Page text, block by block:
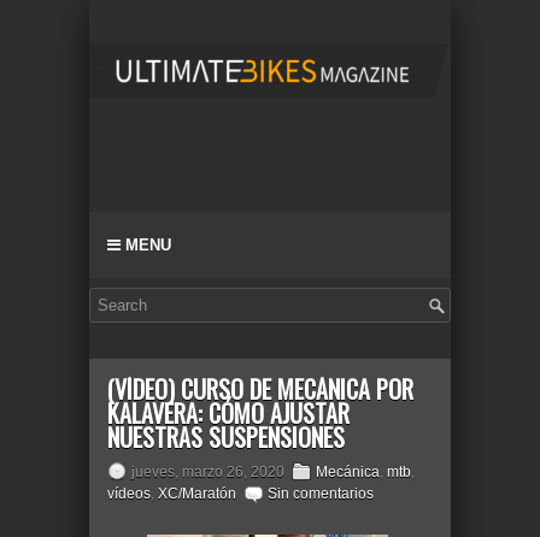
MENU
(VÍDEO) CURSO DE MECÁNICA POR
KALAVERA: CÓMO AJUSTAR
NUESTRAS SUSPENSIONES
jueves, marzo 26, 2020 Mecánica, mtb,
vídeos, XC/Maratón Sin comentarios